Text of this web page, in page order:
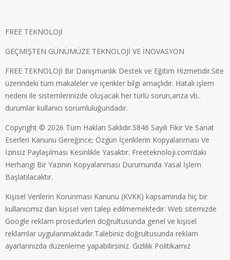
FREE TEKNOLOJİ
GEÇMİŞTEN GÜNÜMÜZE TEKNOLOJİ VE İNOVASYON
FREE TEKNOLOJİ Bir Danışmanlık Destek ve Eğitim Hizmetidir.Site
üzerindeki tüm makaleler ve içerikler bilgi amaçlıdır. Hatalı işlem
nedeni ile sistemlerinizde oluşacak her türlü sorun,arıza vb..
durumlar kullanıcı sorumluluğundadır.
Copyright © 2026 Tüm Hakları Saklıdır.5846 Sayılı Fikir Ve Sanat
Eserleri Kanunu Gereğince; Özgün İçeriklerin Kopyalanması Ve
İzinsiz Paylaşılması Kesinlikle Yasaktır. Freeteknoloji.com’daki
Herhangi Bir Yazının Kopyalanması Durumunda Yasal İşlem
Başlatılacaktır.
Kişisel Verilerin Korunması Kanunu (KVKK) kapsamında hiç bir
kullanıcımız dan kişisel veri talep edilmemektedir. Web sitemizde
Google reklam prosedürleri doğrultusunda genel ve kişisel
reklamlar uygulanmaktadır.Talebiniz doğrultusunda reklam
ayarlarınızda düzenleme yapabilirsiniz. Gizlilik Politikamız